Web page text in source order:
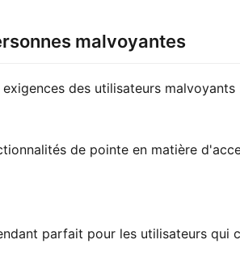
malvoyantes
des utilisateurs malvoyants
de pointe en matière
parfait pour les utilisateurs qui